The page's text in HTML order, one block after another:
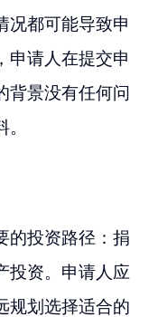
况都可能导致申
申请人在提交申
背景没有任何问
的投资路径：捐
投资。申请人应
规划选择适合的